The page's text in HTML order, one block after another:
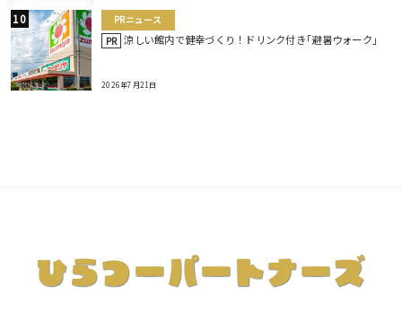
PRニュース
PR 涼しい館内で健幸づくり！ドリンク付き｢避暑ウォーク｣
2026年7月21日